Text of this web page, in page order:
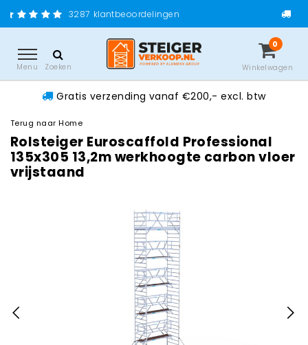
Gratis verzending
Menu Zoeken
0
Winkelwagen
Gratis verzending vanaf €200,- excl. btw
Terug naar Home
Rolsteiger Euroscaffold Professional
135x305 13,2m werkhoogte carbon vloer
vrijstaand